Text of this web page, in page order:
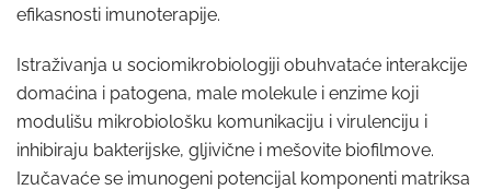
efikasnosti imunoterapije.
Istraživanja u sociomikrobiologiji obuhvataće interakcije
domaćina i patogena, male molekule i enzime koji
modulišu mikrobiološku komunikaciju i virulenciju i
inhibiraju bakterijske, gljivične i mešovite biofilmove.
Izučavaće se imunogeni potencijal komponenti matriksa